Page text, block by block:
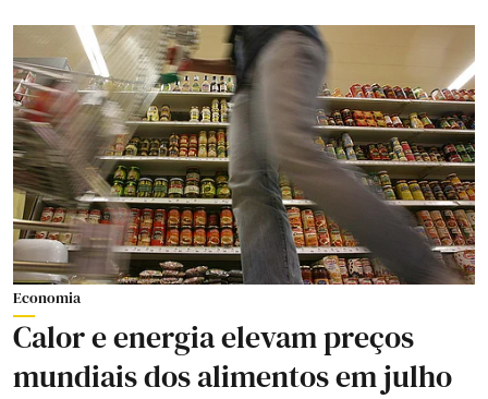
Economia
Calor e energia elevam preços
mundiais dos alimentos em julho